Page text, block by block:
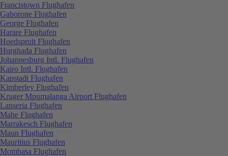
Francistown Flughafen
Gaborone Flughafen
George Flughafen
Harare Flughafen
Hoedspruit Flughafen
Hurghada Flughafen
Johannesburg Intl. Flughafen
Kairo Intl. Flughafen
Kapstadt Flughafen
Kimberley Flughafen
Kruger Mpumalanga Airport Flughafen
Lanseria Flughafen
Mahe Flughafen
Marrakesch Flughafen
Maun Flughafen
Mauritius Flughafen
Mombasa Flughafen